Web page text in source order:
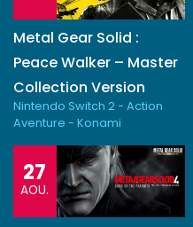
Metal Gear Solid :
Peace Walker – Master
Collection Version
Nintendo Switch 2 - Action
Aventure - Konami
27
AOU.